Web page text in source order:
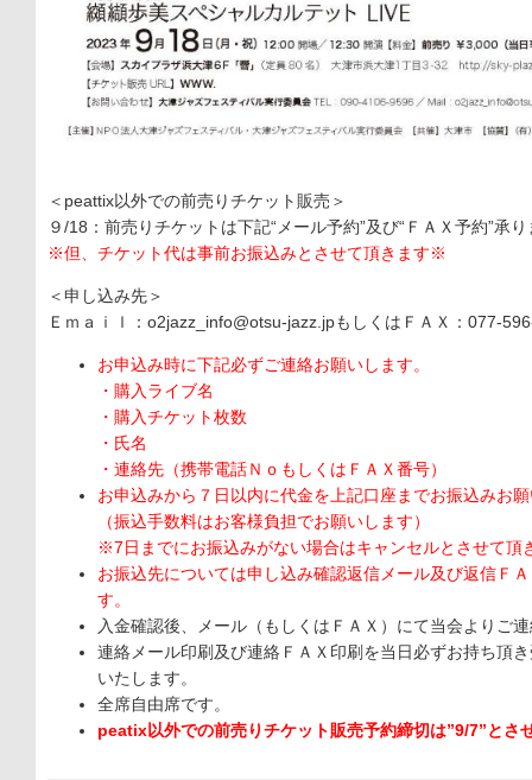
＜peattix以外での前売りチケット販売＞
９/18：前売りチケットは下記“メール予約”及び“ＦＡＸ予約”承
※但、チケット代は事前お振込みとさせて頂きます※
＜申し込み先＞
Ｅｍａｉｌ：o2jazz_info@otsu-jazz.jpもしくはＦＡＸ：077-
お申込み時に下記必ずご連絡お願いします。
・購入ライブ名
・購入チケット枚数
・氏名
・連絡先（携帯電話ＮｏもしくはＦＡＸ番号）
お申込みから７日以内に代金を上記口座までお振込みお
（振込手数料はお客様負担でお願いします）
※7日までにお振込みがない場合はキャンセルとさせて
お振込先については申し込み確認返信メール及び返信Ｆ
す。
入金確認後、メール（もしくはＦＡＸ）にて当会よりご
連絡メール印刷及び連絡ＦＡＸ印刷を当日必ずお持ち頂
いたします。
全席自由席です。
peatix以外での前売りチケット販売予約締切は”9/7”とさ